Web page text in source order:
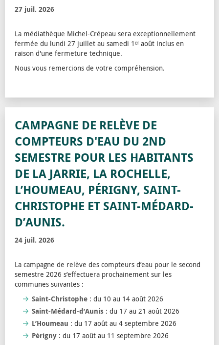
27 juil. 2026
La médiathèque Michel-Crépeau sera exceptionnellement
fermée du lundi 27 juillet au samedi 1ᵉʳ août inclus en
raison d'une fermeture technique.
Nous vous remercions de votre compréhension.
CAMPAGNE DE RELÈVE DE
COMPTEURS D'EAU DU 2ND
SEMESTRE POUR LES HABITANTS
DE LA JARRIE, LA ROCHELLE,
L’HOUMEAU, PÉRIGNY, SAINT-
CHRISTOPHE ET SAINT-MÉDARD-
D’AUNIS.
24 juil. 2026
La campagne de relève des compteurs d’eau pour le second
semestre 2026 s’effectuera prochainement sur les
communes suivantes :
Saint-Christophe : du 10 au 14 août 2026
Saint-Médard-d’Aunis : du 17 au 21 août 2026
L’Houmeau : du 17 août au 4 septembre 2026
Périgny : du 17 août au 11 septembre 2026